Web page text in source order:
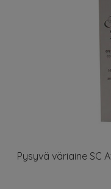
Pysyvä väriaine SC